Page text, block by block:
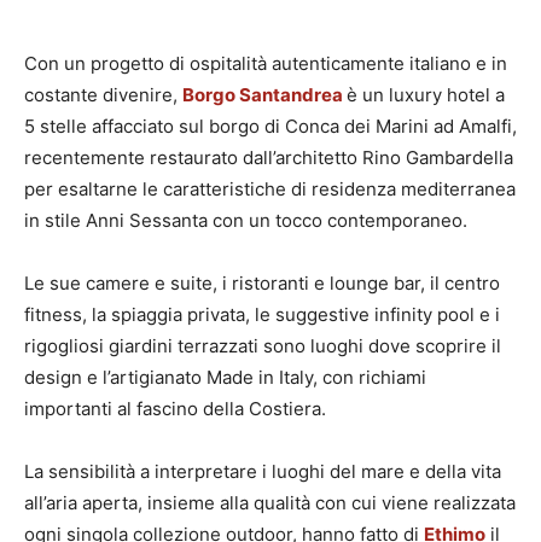
Con un progetto di ospitalità autenticamente italiano e in
costante divenire, Borgo Santandrea è un luxury hotel a
5 stelle affacciato sul borgo di Conca dei Marini ad Amalfi,
recentemente restaurato dall’architetto Rino Gambardella
per esaltarne le caratteristiche di residenza mediterranea
in stile Anni Sessanta con un tocco contemporaneo.
Le sue camere e suite, i ristoranti e lounge bar, il centro
fitness, la spiaggia privata, le suggestive infinity pool e i
rigogliosi giardini terrazzati sono luoghi dove scoprire il
design e l’artigianato Made in Italy, con richiami
importanti al fascino della Costiera.
La sensibilità a interpretare i luoghi del mare e della vita
all’aria aperta, insieme alla qualità con cui viene realizzata
ogni singola collezione outdoor, hanno fatto di Ethimo il